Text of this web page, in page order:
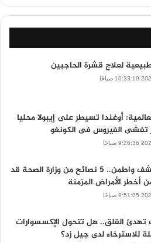
لعلاج قشرة الحاجبين
صباحًا
أوغندا تسيطر على إيبولا محليا
تفشى الفيروس فى الكونغو
صباحًا
انزل واكشف واطمن.. 5 نصائح من وزارة الصحة قد
أخطر الأمراض المزمنة
صباحًا
تهدئ القلق.. هل تتحول الإكسسوارات
للاسترخاء لدى جيل زد؟